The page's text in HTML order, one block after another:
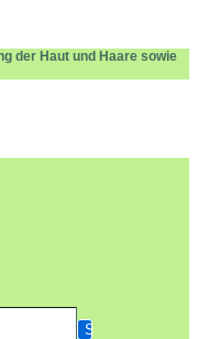
der Haut und Haare sowie